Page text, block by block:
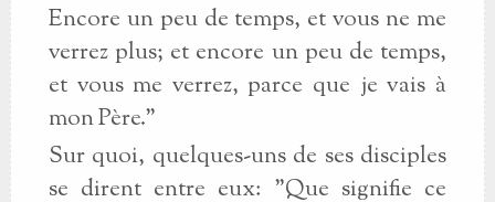
Encore un peu de temps, et vous ne me
verrez plus; et encore un peu de temps,
et vous me verrez, parce que je vais à
mon Père."
Sur quoi, quelques-uns de ses disciples
se dirent entre eux: "Que signifie ce